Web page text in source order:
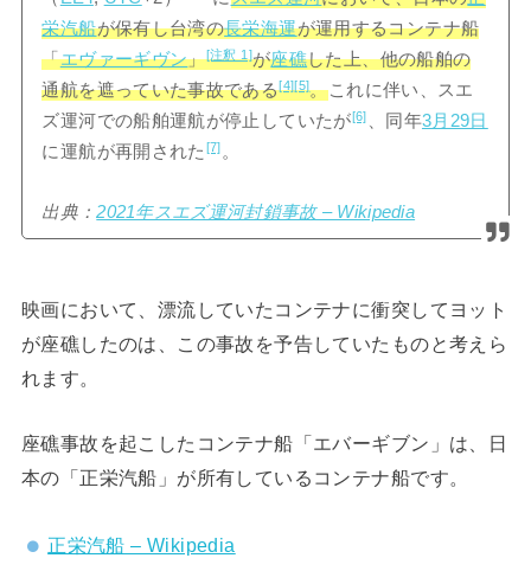
栄汽船が保有し台湾の長栄海運が運用するコンテナ船
「エヴァーギヴン」[注釈 1]が座礁した上、他の船舶の
通航を遮っていた事故である[4][5]。これに伴い、スエ
ズ運河での船舶運航が停止していたが[6] 、同年3月29日
に運航が再開された [7]。
出典：2021年スエズ運河封鎖事故 – Wikipedia
映画において、漂流していたコンテナに衝突してヨット
が座礁したのは、この事故を予告していたものと考えら
れます。
座礁事故を起こしたコンテナ船「エバーギブン」は、日
本の「正栄汽船」が所有しているコンテナ船です。
正栄汽船 – Wikipedia